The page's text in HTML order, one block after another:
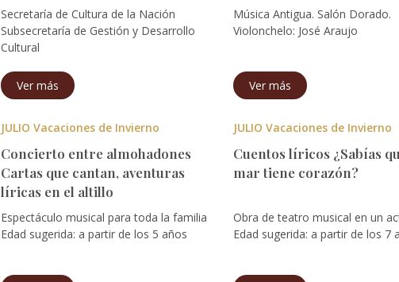
Secretaría de Cultura de la Nación
Subsecretaría de Gestión y Desarrollo
Cultural
Ver más
Música Antigua. Salón Dorado.
Violonchelo: José Araujo
Ver más
JULIO Vacaciones de Invierno
Concierto entre almohadones
Cartas que cantan, aventuras
líricas en el altillo
Espectáculo musical para toda la familia
Edad sugerida: a partir de los 5 años
JULIO Vacaciones de Invierno
Cuentos líricos ¿Sabías
mar tiene corazón?
Obra de teatro musical en un
Edad sugerida: a partir de los 7